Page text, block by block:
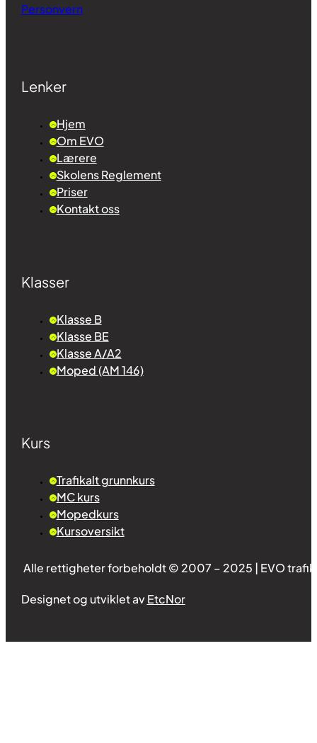
Personvern
Lenker
Hjem
Om EVO
Lærere
Skolens Reglement
Priser
Kontakt oss
Klasser
Klasse B
Klasse BE
Klasse A/A2
Moped (AM 146)
Kurs
Trafikalt grunnkurs
MC kurs
Mopedkurs
Kursoversikt
Alle rettigheter forbeholdt © 2007 – 2025 | EVO
Designet og utviklet avEtcNor